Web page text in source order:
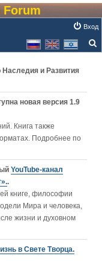
Вход
Наследия и Развития
новая версия 1.9
Книга также
Подробнее по
YouTube‑канал
.
книге, философии
Мира и человека,
жизни и духовном
в Свете Творца.